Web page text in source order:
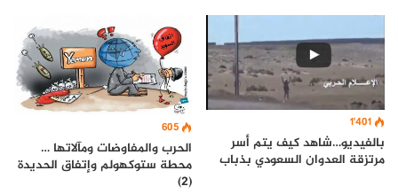
1٬401
بالفيديو…شاهد كيف يتم أسر
مرتزقة العدوان السعودي بذباب
605
الحرب والمفاوضات ومآلاتها …
محطة ستوكهولم وإتفاق الحديدة
(2)